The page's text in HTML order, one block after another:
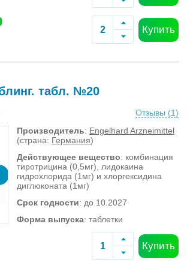
Купить
табл. №20
Отзывы (1)
Производитель: Engelhard Arzneimittel
(страна: Германия)
Действующее вещество: комбинация
тиротрицина (0,5мг), лидокаина
гидрохлорида (1мг) и хлоргексидина
диглюконата (1мг)
Срок годности: до 10.2027
Форма выпуска: таблетки
Купить